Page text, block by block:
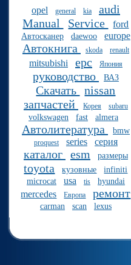
opel general kia
audi
Manual
Service ford
Автосканер daewoo europe
Автокнига skoda renault
mitsubishi epc Япония
руководство ВАЗ
Скачать
nissan
запчастей
Корея subaru
volkswagen fast almera
Автолитература bmw
proquest series серия
каталог esm размеры
toyota кузовные
infiniti
microcat
usa tis hyundai
mercedes Европа ремонт
carman scan lexus